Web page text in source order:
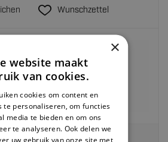
Wunschzettel
heute versendet>
innerhalb von30 Tagen
Versand ab 40 EUR
auf Rechnung möglich
×
website maakt
van cookies.
cookies om content en
te personaliseren, om functies
media te bieden en om ons
te analyseren. Ook delen we
uw gebruik van onze site met